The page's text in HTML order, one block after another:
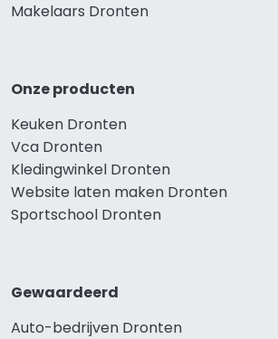
Makelaars Dronten
Onze producten
Keuken Dronten
Vca Dronten
Kledingwinkel Dronten
Website laten maken Dronten
Sportschool Dronten
Gewaardeerd
Auto-bedrijven Dronten